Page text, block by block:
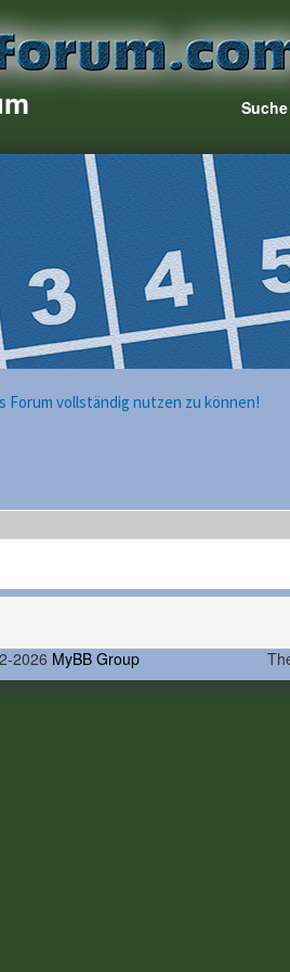
Suche
Forum vollständig nutzen zu können!
2026 MyBB Group